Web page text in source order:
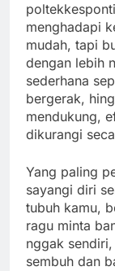
menghadapi
mudah, tapi
dengan lebih
sederhana
bergerak,
mendukung,
dikurangi
Yang paling
sayangi diri
tubuh kamu,
ragu minta
nggak
sembuh dan